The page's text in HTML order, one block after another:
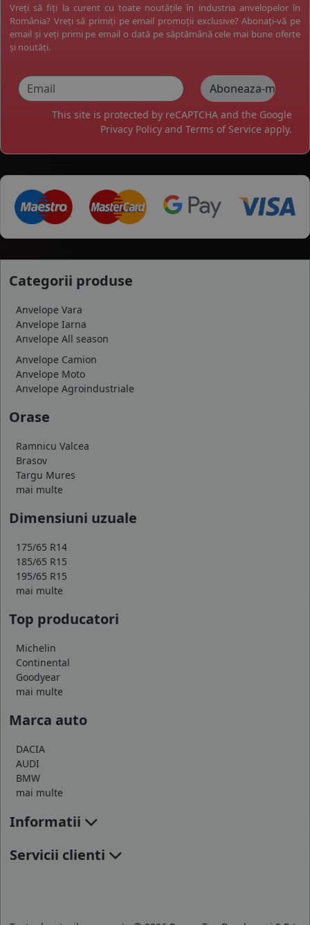
Vreți să fiți la curent cu toate noutățile în industria anvelopelor în
România? Vreți să primiți pe email promoții exclusive? Abonați-vă pe
email și veți primi pe email o dată pe săptămână cele mai bune oferte
și noutăți.
This site is protected by reCAPTCHA and the Google
Privacy Policy and Terms of Service apply.
Categorii produse
Anvelope Vara
Anvelope Iarna
Anvelope All season
Anvelope Camion
Anvelope Moto
Anvelope Agroindustriale
Orase
Ramnicu Valcea
Brasov
Targu Mures
mai multe
Dimensiuni uzuale
175/65 R14
185/65 R15
195/65 R15
mai multe
Top producatori
Michelin
Continental
Goodyear
mai multe
Marca auto
DACIA
AUDI
BMW
mai multe
Informatii
Servicii clienti